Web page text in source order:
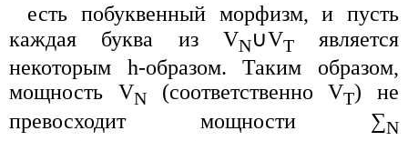
есть побуквенный морфизм, и пусть
каждая буква из VN∪VTявляется
некоторым h-образом. Таким образом,
мощность VN(соответственно VT) не
превосходит мощности ∑N